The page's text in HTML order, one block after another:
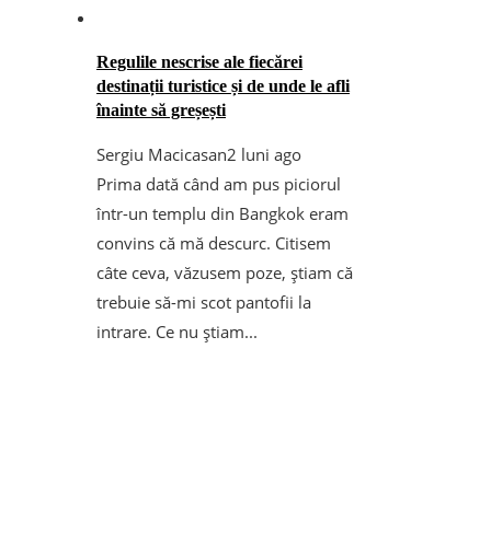
Regulile nescrise ale fiecărei
destinații turistice și de unde le afli
înainte să greșești
Sergiu Macicasan2 luni ago
Prima dată când am pus piciorul
într-un templu din Bangkok eram
convins că mă descurc. Citisem
câte ceva, văzusem poze, știam că
trebuie să-mi scot pantofii la
intrare. Ce nu știam...